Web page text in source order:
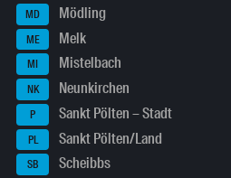
MD Mödling
ME Melk
MI Mistelbach
NK Neunkirchen
P Sankt Pölten – Stadt
PL Sankt Pölten/Land
SB Scheibbs